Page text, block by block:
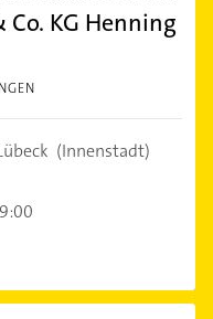
KG Henning
(Innenstadt)